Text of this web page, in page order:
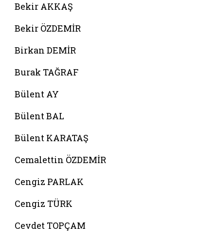
Bekir AKKAŞ
Bekir ÖZDEMİR
Birkan DEMİR
Burak TAĞRAF
Bülent AY
Bülent BAL
Bülent KARATAŞ
Cemalettin ÖZDEMİR
Cengiz PARLAK
Cengiz TÜRK
Cevdet TOPÇAM